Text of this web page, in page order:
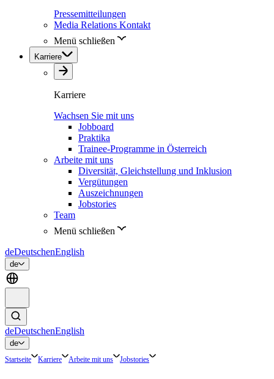
Pressemitteilungen
Media Relations Kontakt
Menü schließen
Karriere
Karriere
Wachsen Sie mit uns
Jobboard
Praktika
Trainee-Programme in Österreich
Arbeite mit uns
Diversität, Gleichstellung und Inklusion
Vergütungen
Auszeichnungen
Jobstories
Team
Menü schließen
deDeutschenEnglish
de
deDeutschenEnglish
de
Startseite Karriere Arbeite mit uns Jobstories